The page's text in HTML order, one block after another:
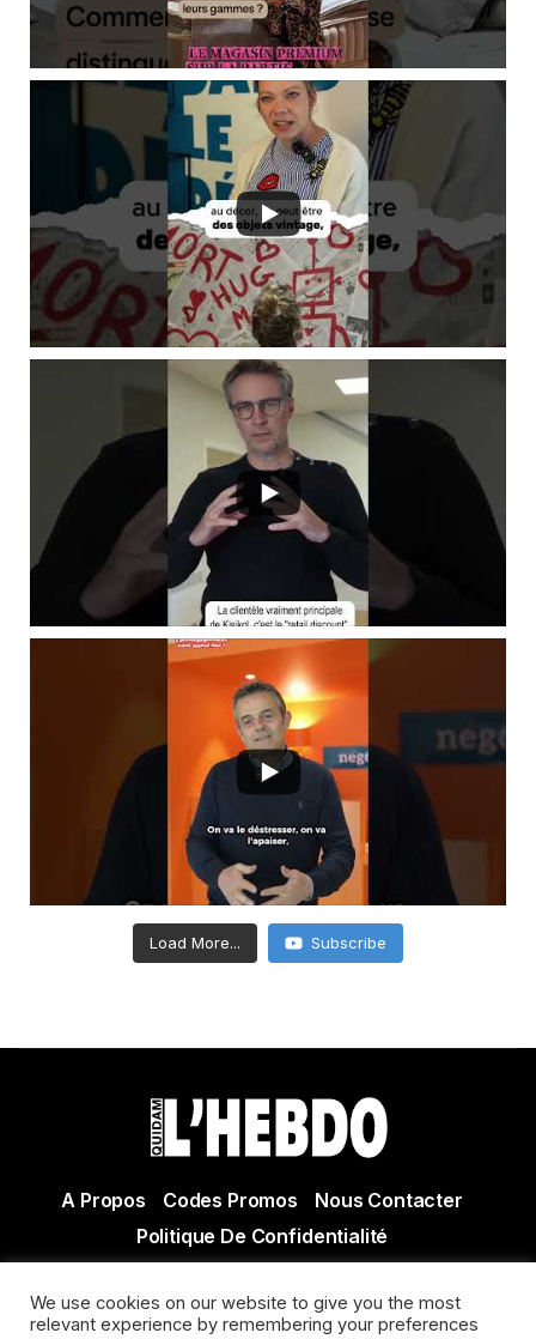
Load More... Subscribe
A Propos Codes Promos
Nous Contacter
Politique De Confidentialité
Actualité Agen - Actualité en lot et Garonne - Actualité
We use cookies on our website to give you the most
relevant experience by remembering your preferences